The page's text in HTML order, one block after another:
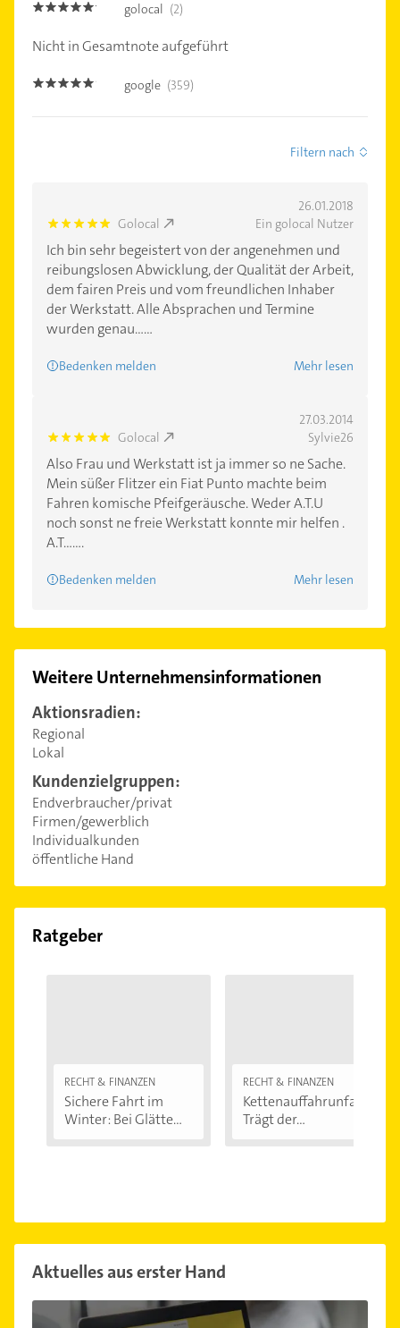
5.0 golocal (2)
Nicht in Gesamtnote aufgeführt
4.9 google (359)
Filtern nach
26.01.2018
5.0 Golocal Ein golocal Nutzer
Ich bin sehr begeistert von der angenehmen und
reibungslosen Abwicklung, der Qualität der Arbeit,
dem fairen Preis und vom freundlichen Inhaber
der Werkstatt. Alle Absprachen und Termine
wurden genau......
Bedenken melden Mehr lesen
27.03.2014
5.0 Golocal Sylvie26
Also Frau und Werkstatt ist ja immer so ne Sache.
Mein süßer Flitzer ein Fiat Punto machte beim
Fahren komische Pfeifgeräusche. Weder A.T.U
noch sonst ne freie Werkstatt konnte mir helfen .
A.T.......
Bedenken melden Mehr lesen
Weitere Unternehmensinformationen
Aktionsradien:
Regional
Lokal
Kundenzielgruppen:
Endverbraucher/privat
Firmen/gewerblich
Individualkunden
öffentliche Hand
Ratgeber
RECHT & FINANZEN
Sichere Fahrt im
Winter: Bei Glätte...
RECHT & FINANZEN
Kettenauffahrunfall:
Trägt der...
Aktuelles aus erster Hand